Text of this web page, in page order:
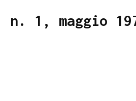
n. 1, maggio